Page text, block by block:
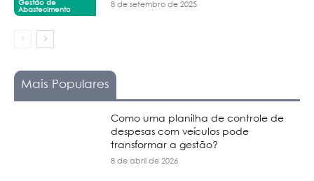
Gestão de
Abastecimento
8 de setembro de 2025
Mais Populares
Como uma planilha de controle de
despesas com veículos pode
transformar a gestão?
8 de abril de 2026